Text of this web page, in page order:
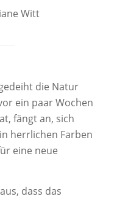
Witt
die Natur
ein paar Wochen
fängt an, sich
herrlichen Farben
eine neue
dass das